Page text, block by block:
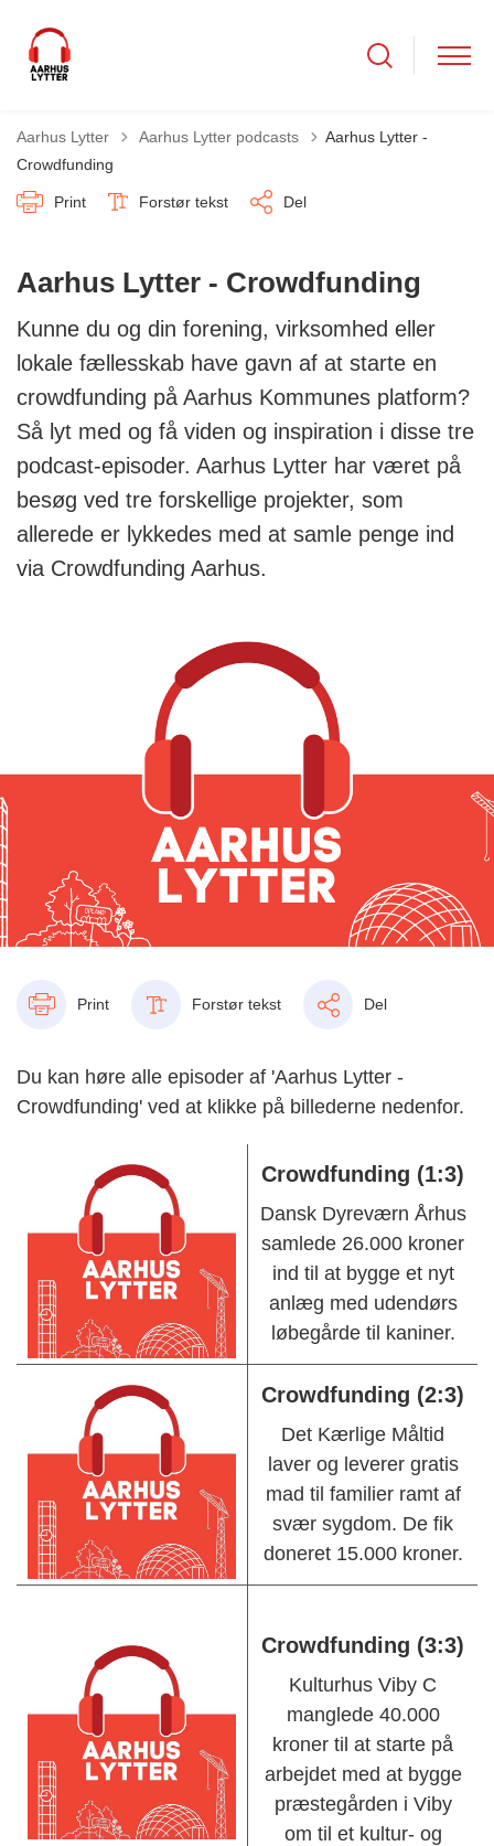
Aarhus Lytter Tilbage til
Aarhus Lytter podcasts
Aarhus Lytter -
Crowdfunding
Print Forstør tekst Del
Aarhus Lytter - Crowdfunding
Kunne du og din forening, virksomhed eller
lokale fællesskab have gavn af at starte en
crowdfunding på Aarhus Kommunes platform?
Så lyt med og få viden og inspiration i disse tre
podcast-episoder. Aarhus Lytter har været på
besøg ved tre forskellige projekter, som
allerede er lykkedes med at samle penge ind
via Crowdfunding Aarhus.
Print Forstør tekst Del
Du kan høre alle episoder af 'Aarhus Lytter -
Crowdfunding' ved at klikke på billederne nedenfor.
Crowdfunding (1:3)
Dansk Dyreværn Århus
samlede 26.000 kroner
ind til at bygge et nyt
anlæg med udendørs
løbegårde til kaniner.
Crowdfunding (2:3)
Det Kærlige Måltid
laverog leverergratis
mad til familier ramt af
svær sygdom. De fik
doneret 15.000 kroner.
Crowdfunding (3:3)
Kulturhus Viby C
manglede 40.000
kroner til at starte på
arbejdet med at bygge
præstegården i Viby
om til et kultur- og